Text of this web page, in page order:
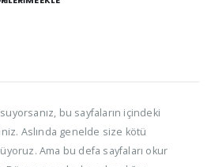
bu sayfaların içindeki
Aslında genelde size kötü
Ama bu defa sayfaları okur